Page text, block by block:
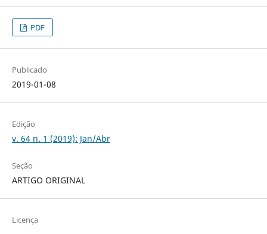
PDF
Publicado
2019-01-08
Edição
v. 64 n. 1 (2019): Jan/Abr
Seção
ARTIGO ORIGINAL
Licença